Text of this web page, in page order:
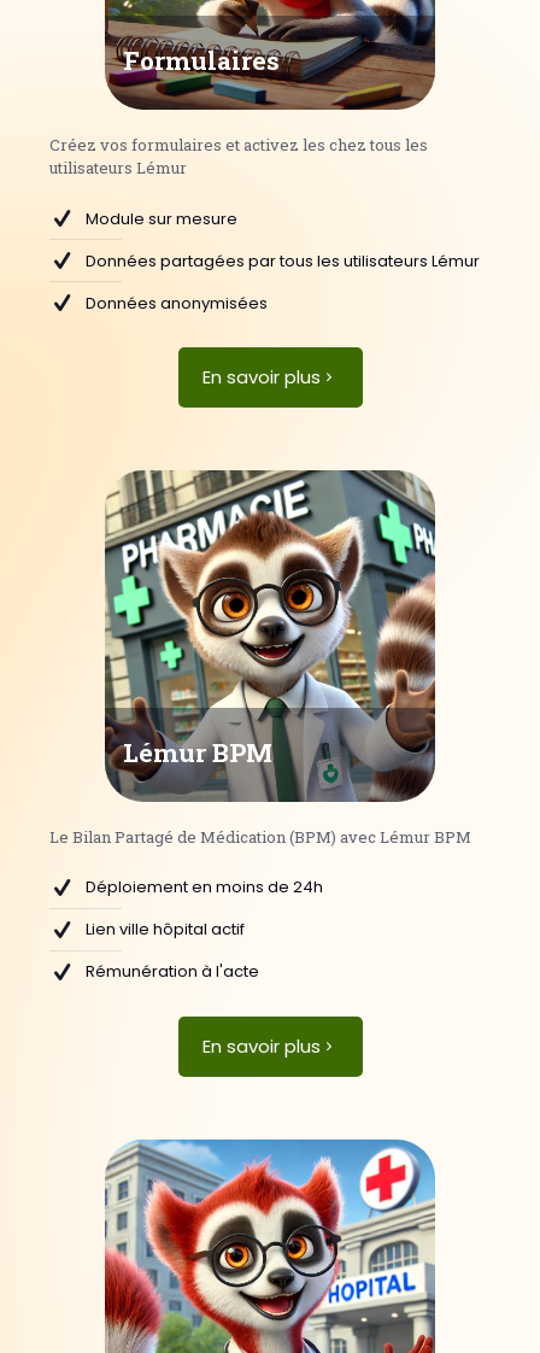
Formulaires
Créez vos formulaires et activez les chez tous les
utilisateurs Lémur
Module sur mesure
Données partagées par tous les utilisateurs Lémur
Données anonymisées
En savoir plus
Lémur BPM
Le Bilan Partagé de Médication (BPM) avec Lémur BPM
Déploiement en moins de 24h
Lien ville hôpital actif
Rémunération à l'acte
En savoir plus